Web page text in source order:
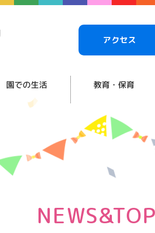
アクセス
園での生活 教育・保育